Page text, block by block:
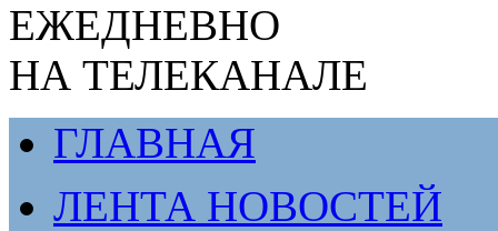
ЕЖЕДНЕВНО
НА ТЕЛЕКАНАЛЕ
ГЛАВНАЯ
ЛЕНТА НОВОСТЕЙ